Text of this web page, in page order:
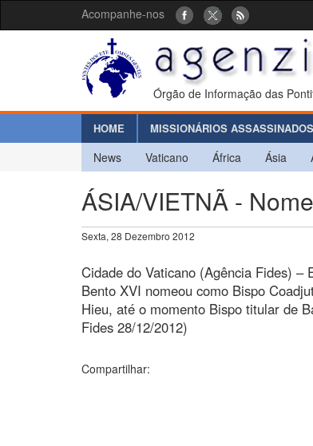
Acompanhe-nos
Órgão de Informação das
HOME MISSIONÁRIOS ASSASSINADOS
News Vaticano África Ásia
ÁSIA/VIETNÃ -
Sexta, 28 Dezembro 2012
Cidade do Vaticano (Agência Fides) –
Bento XVI nomeou como Bispo
Hieu, até o momento Bispo titular de
Fides 28/12/2012)
Compartilhar: